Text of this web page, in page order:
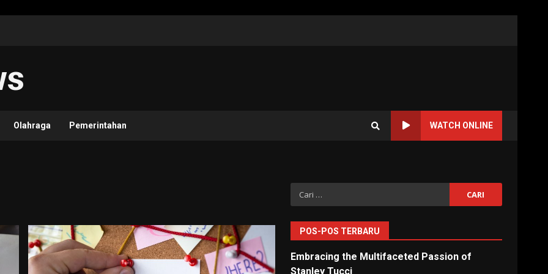
Olahraga Pemerintahan WATCH ONLINE
Cari
untuk:
POS-POS TERBARU
Embracing the Multifaceted Passion of
Stanley Tucci